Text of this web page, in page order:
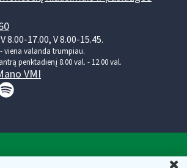
8.00-17.00, V 8.00-15.45.
viena valanda trumpiau.
penktadienį 8.00 val. - 12.00 val.
VMI